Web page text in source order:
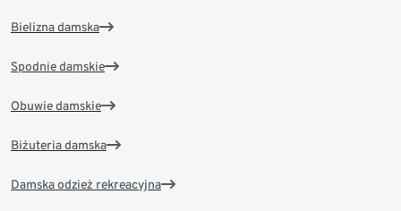
Bielizna damska
Spodnie damskie
Obuwie damskie
Biżuteria damska
Damska odzież rekreacyjna